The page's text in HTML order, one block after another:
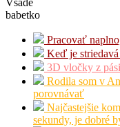
Všade
babetko
Pracovať
Keď je
3D vločky z
Rodila som v
porovnávať
Najčastejšie
sekundy, je dobré